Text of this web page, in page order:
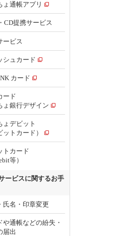
ょ通帳アプリ
CD提携サービス
ービス
シュカード
カード
ード
ょ銀行デザイン
ょデビット
ットカード）
トカード
等）
ービスに関するお手
氏名・印章変更
や通帳などの紛失・
届出